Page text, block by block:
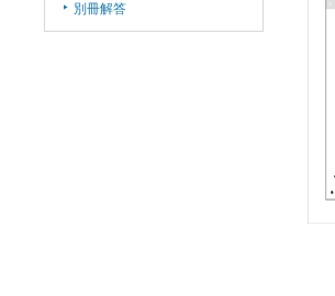
別冊解答